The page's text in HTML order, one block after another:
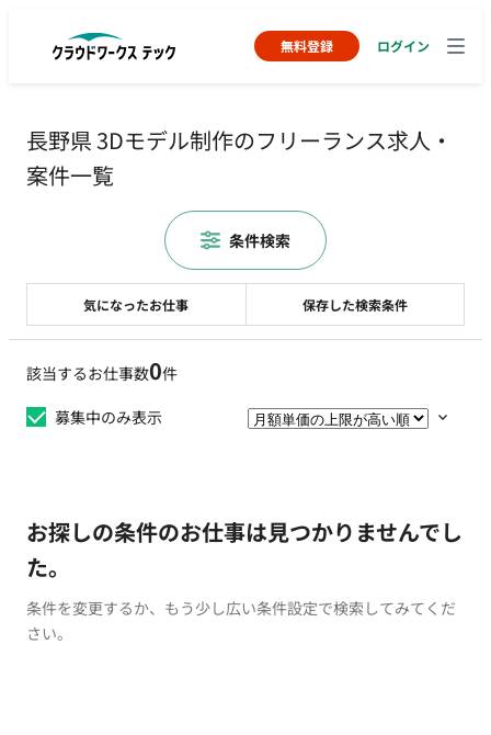
無料登録 ログイン
長野県 3Dモデル制作のフリーランス求人・
案件一覧
該当するお仕事数0件
募集中のみ表示
お探しの条件のお仕事は見つかりませんでし
た。
条件を変更するか、もう少し広い条件設定で検索してみてくだ
さい。
気になったお仕事 保存した検索条件
条件検索